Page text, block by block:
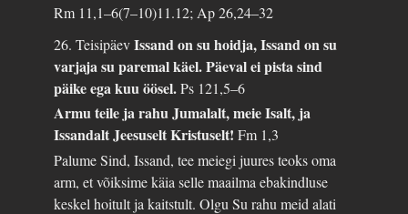
Rm 11,1–6(7–10)11.12; Ap 26,24–32
26. TeisipäevIssand on su hoidja, Issand on su
varjaja su paremal käel. Päeval ei pista sind
päike ega kuu öösel.Ps 121,5–6
Armu teile ja rahu Jumalalt, meie Isalt, ja
Issandalt Jeesuselt Kristuselt!Fm 1,3
Palume Sind, Issand, tee meiegi juures teoks oma
arm, et võiksime käia selle maailma ebakindluse
keskel hoitult ja kaitstult. Olgu Su rahu meid alati